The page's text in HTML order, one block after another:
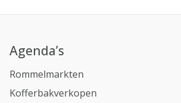
Agenda’s
Rommelmarkten
Kofferbakverkopen